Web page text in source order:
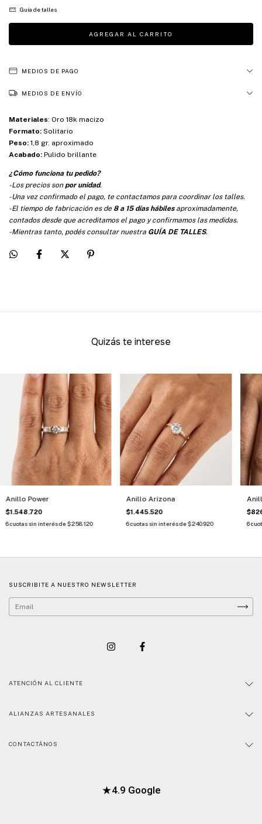
Guía de talles
MEDIOS DE PAGO
MEDIOS DE ENVÍO
Materiales: Oro 18k macizo
Formato: Solitario
Peso: 1,8 gr. aproximado
Acabado: Pulido brillante
¿Cómo funciona tu pedido?
-Los precios sonpor unidad.
-Una vez confirmado el pago, te contactamos para coordinar los talles.
-El tiempo de fabricación es de 8 a 15 días hábilesaproximadamente,
contados desde que acreditamos el pago y confirmamos las medidas.
-Mientras tanto, podés consultar nuestra GUÍA DE TALLES.
Quizás te interese
Anillo Power
$1.548.720
6cuotas sin interés de$258.120
Anillo Arizona
$1.445.520
6cuotas sin interés de$240.920
6
SUSCRIBITE A NUESTRO NEWSLETTER
ATENCIÓN AL CLIENTE
ALIANZAS ARTESANALES
CONTACTÁNOS
★4.9 Google